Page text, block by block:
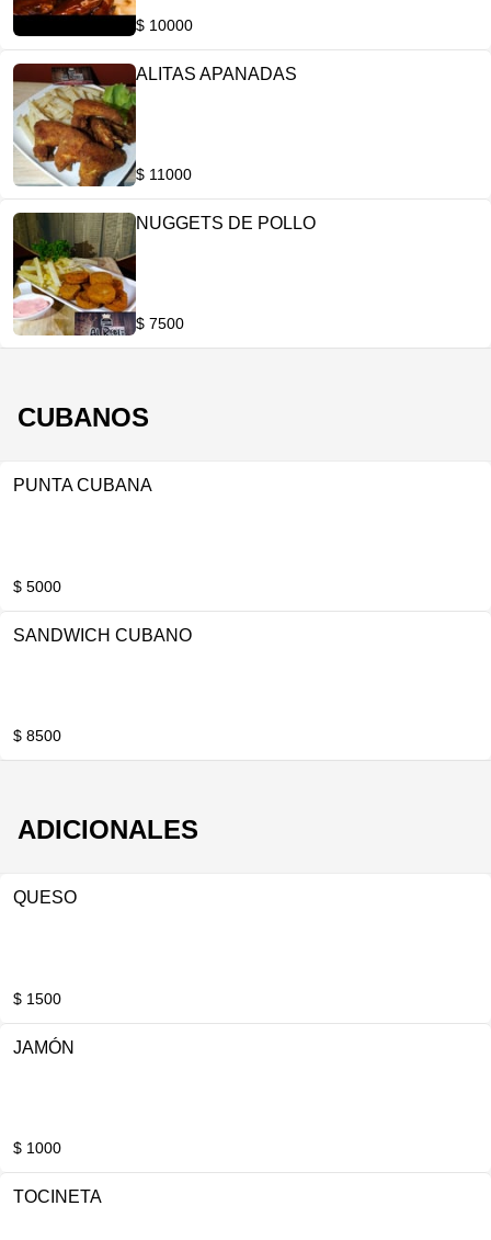
$ 10000
ALITAS APANADAS
$ 11000
NUGGETS DE POLLO
$ 7500
CUBANOS
PUNTA CUBANA
$ 5000
SANDWICH CUBANO
$ 8500
ADICIONALES
QUESO
$ 1500
JAMÓN
$ 1000
TOCINETA